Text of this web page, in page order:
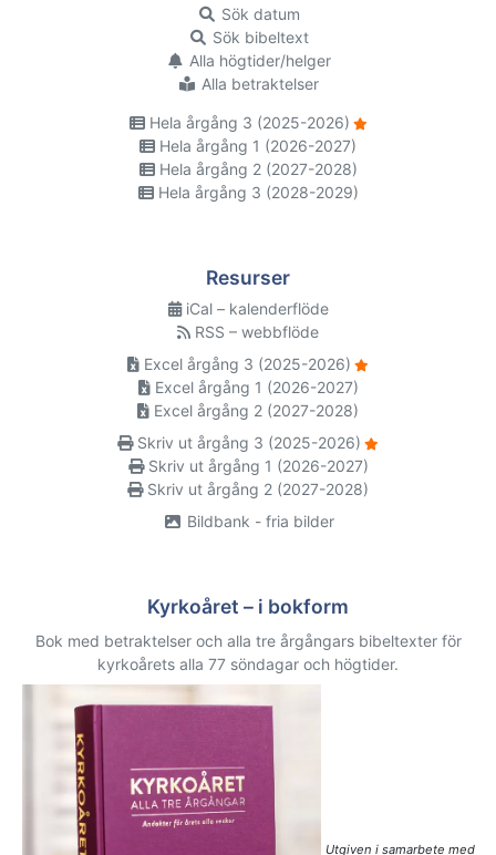
Sök datum
Sök bibeltext
Alla högtider/helger
Alla betraktelser
Hela årgång 3 (2025-2026)
Hela årgång 1 (2026-2027)
Hela årgång 2 (2027-2028)
Hela årgång 3 (2028-2029)
Resurser
iCal – kalenderflöde
RSS – webbflöde
Excel årgång 3 (2025-2026)
Excel årgång 1 (2026-2027)
Excel årgång 2 (2027-2028)
Skriv ut årgång 3 (2025-2026)
Skriv ut årgång 1 (2026-2027)
Skriv ut årgång 2 (2027-2028)
Bildbank - fria bilder
Kyrkoåret – i bokform
Bok med betraktelser och alla tre årgångars bibeltexter för
kyrkoårets alla 77 söndagar och högtider.
Utgiven i samarbete med